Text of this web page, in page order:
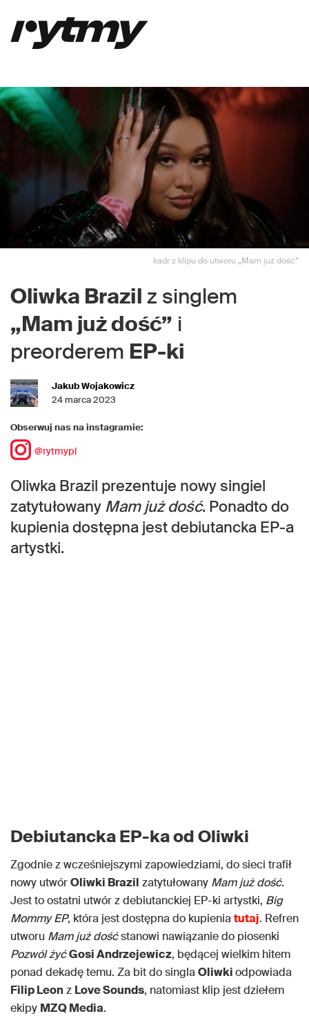
kadr z klipu do utworu „Mam już dość”
Oliwka Brazil z singlem
„Mam już dość” i
preorderem EP-ki
Jakub Wojakowicz
24 marca 2023
Obserwuj nas na instagramie:
@rytmypl
Oliwka Brazil prezentuje nowy singiel
zatytułowany Mam już dość. Ponadto do
kupienia dostępna jest debiutancka EP-a
artystki.
Debiutancka EP-ka od Oliwki
Zgodnie z wcześniejszymi zapowiedziami, do sieci trafił
nowy utwórOliwki Brazil zatytułowany Mam już dość.
Jest to ostatni utwór z debiutanckiej EP-ki artystki, Big
Mommy EP, która jest dostępna do kupieniatutaj. Refren
utworu Mam już dośćstanowi nawiązanie do piosenki
Pozwól żyćGosi Andrzejewicz, będącej wielkim hitem
ponad dekadę temu. Za bit do singlaOliwkiodpowiada
Filip Leonz Love Sounds, natomiast klip jest dziełem
ekipy MZQ Media.